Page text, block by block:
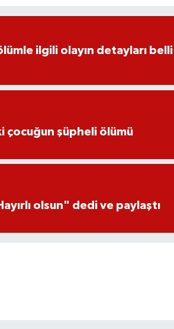
ilgili olayın detayları belli
çocuğun şüpheli ölümü
olsun" dedi ve paylaştı